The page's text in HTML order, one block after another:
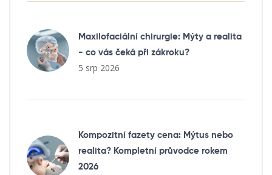
Maxilofaciální chirurgie: Mýty a realita
- co vás čeká při zákroku?
5 srp 2026
Kompozitní fazety cena: Mýtus nebo
realita? Kompletní průvodce rokem
2026